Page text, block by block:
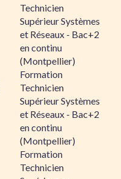
Technicien
Supérieur Systèmes
et Réseaux - Bac+2
en continu
(Montpellier)
Formation
Technicien
Supérieur Systèmes
et Réseaux - Bac+2
en continu
(Montpellier)
Formation
Technicien